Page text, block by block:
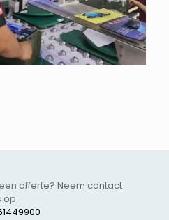
offerte? Neem contact
op